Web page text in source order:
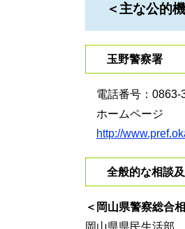
＜主な公的
玉野警察署
電話番号：0863-
ホームページ
http://
全般的な相談
＜岡山県警察総合
岡山県県民生活部